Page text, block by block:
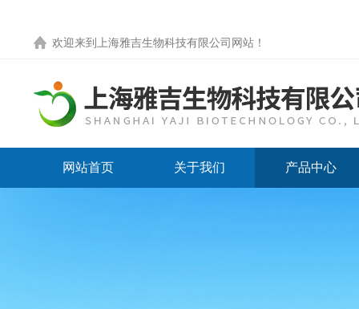
欢迎来到 上海雅吉生物科技有限公司网站 ！
网站首页 关于我们 产品中心